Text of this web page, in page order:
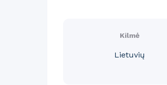
Kilmė
Lietuvių